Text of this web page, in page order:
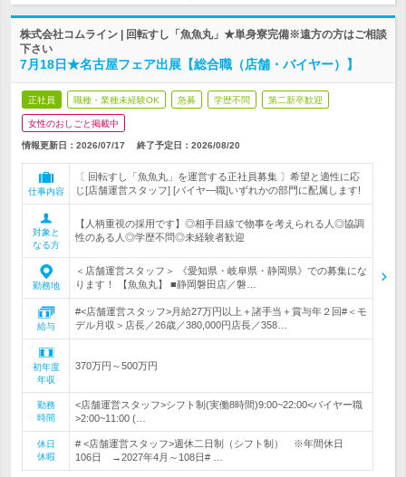
株式会社コムライン | 回転すし「魚魚丸」★単身寮完備※遠方の方はご相談
下さい
7月18日★名古屋フェア出展【総合職（店舗・バイヤー）】
正社員 職種・業種未経験OK 急募 学歴不問 第二新卒歓迎
女性のおしごと掲載中
情報更新日：2026/07/17 終了予定日： 2026/08/20
仕事内容
〔 回転すし「魚魚丸」を運営する正社員募集 〕希望と適性に応
じ[店舗運営スタッフ] [バイヤ―職]いずれかの部門に配属します!
対象と
なる方
【人柄重視の採用です】◎相手目線で物事を考えられる人◎協調
性のある人◎学歴不問◎未経験者歓迎
勤務地
＜店舗運営スタッフ＞ 《愛知県・岐阜県・静岡県》での募集にな
ります！ 【魚魚丸】 ■静岡磐田店／磐…
給与
#<店舗運営スタッフ>月給27万円以上＋諸手当＋賞与年２回#＜モ
デル月収＞店長／26歳／380,000円店長／358…
初年度
年収
370万円～500万円
勤務
時間
<店舗運営スタッフ>シフト制(実働8時間)9:00~22:00<バイヤー職
>2:00~11:00 (…
休日
休暇
# <店舗運営スタッフ>週休二日制（シフト制） ※年間休日
106日 →2027年4月～108日# …